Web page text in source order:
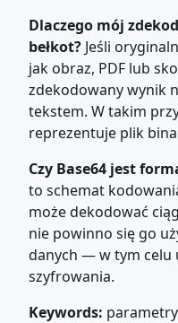
Dlaczego mój
bełkot? Jeśli
jak obraz, PDF lub
zdekodowany wynik
tekstem. W takim
reprezentuje plik
Czy Base64 jest
to schemat
może dekodować
nie powinno się go
danych — w tym celu
szyfrowania.
Keywords: parametry